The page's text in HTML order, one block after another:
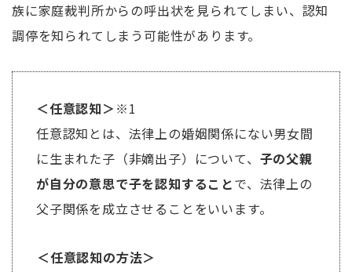
族に家庭裁判所からの呼出状を見られてしまい、認知
調停を知られてしまう可能性があります。
＜任意認知＞ ※1
任意認知とは、法律上の婚姻関係にない男女間
に生まれた子（非嫡出子）について、 子の父親
が自分の意思で子を認知することで、法律上の
父子関係を成立させることをいいます。
＜任意認知の方法＞